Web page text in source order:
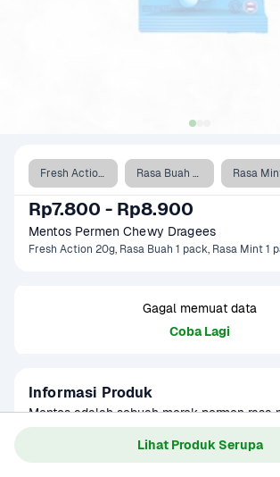
Lihat Produk Serupa
Fresh Action 20g Rasa Buah 1 pack
Rp7.800 - Rp8.900
Mentos Permen Chewy Dragees
Fresh Action 20g, Rasa Buah 1 pack, Rasa Mint 1
Gagal memuat data
Coba Lagi
Informasi Produk
Mentos adalah sebuah merek permen rasa
kemasan yang dijual di toko-toko dan
Pertama kali diproduksi di Belanda pada
Kategori Makanan Ringan